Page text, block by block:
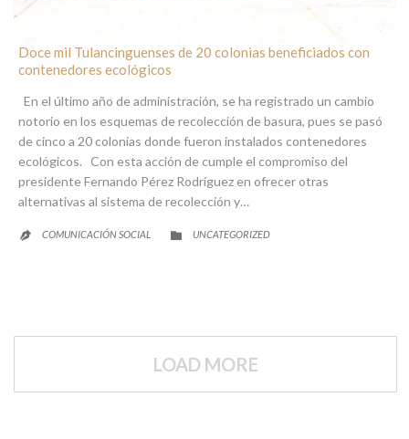
Doce mil Tulancinguenses de 20 colonias beneficiados con
contenedores ecológicos
En el último año de administración, se ha registrado un cambio
notorio en los esquemas de recolección de basura, pues se pasó
de cinco a 20 colonias donde fueron instalados contenedores
ecológicos. Con esta acción de cumple el compromiso del
presidente Fernando Pérez Rodríguez en ofrecer otras
alternativas al sistema de recolección y…
 COMUNICACIÓN SOCIAL  CATEGORY
UNCATEGORIZED
LOAD MORE